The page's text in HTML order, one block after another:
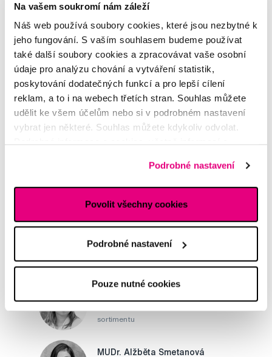
Na vašem soukromí nám záleží
Náš web používá soubory cookies, které jsou nezbytné k
jeho fungování. S vaším souhlasem budeme používat
také další soubory cookies a zpracovávat vaše osobní
údaje pro analýzu chování a vytváření statistik,
poskytování dodatečných funkcí a pro lepší cílení
reklam, a to i na webech třetích stran. Souhlas můžete
udělit ke všem účelům nebo si v podrobném nastavení
vybrat jen některé. Souhlas můžete kdykoliv odvolat.
Podrobné nastavení
Povolit všechny cookies
Podrobné nastavení
Pouze nutné cookies
Zuby
Pavel
Další dotazy a články
najdete v naší poradně
Potřebujete poradit?
Odborná zubní konzultace –
parodontologie
sortimentu
MUDr. Alžběta Smetanová